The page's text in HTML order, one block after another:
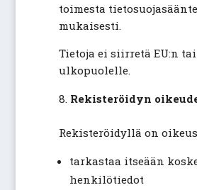
toimesta
mukaisesti.
Tietoja ei siirretä EU:n tai
ulkopuolelle.
Rekisteröidyn
Rekisteröidyllä on
tarkastaa itseään
henkilötiedot